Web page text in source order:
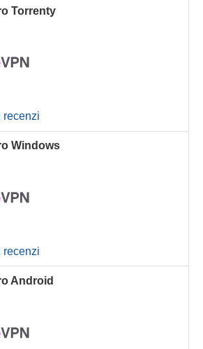
Torrenty
recenzi
Windows
recenzi
Android